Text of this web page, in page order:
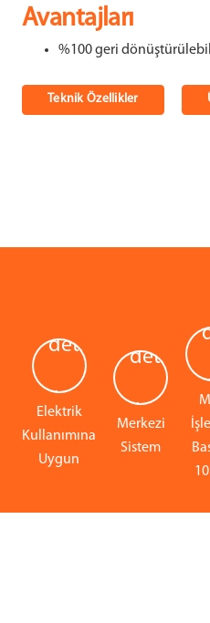
Avantajları
%100 geri
Teknik Özellikler
Elektrik
Kullanımına
Uygun
Merkezi
Sistem